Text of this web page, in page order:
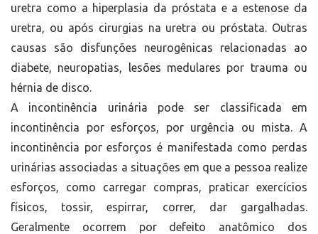
uretra como a hiperplasia da próstata e a estenose da
uretra, ou após cirurgias na uretra ou próstata. Outras
causas são disfunções neurogênicas relacionadas ao
diabete, neuropatias, lesões medulares por trauma ou
hérnia de disco.
A incontinência urinária pode ser classificada em
incontinência por esforços, por urgência ou mista. A
incontinência por esforços é manifestada como perdas
urinárias associadas a situações em que a pessoa realize
esforços, como carregar compras, praticar exercícios
físicos, tossir, espirrar, correr, dar gargalhadas.
Geralmente ocorrem por defeito anatômico dos